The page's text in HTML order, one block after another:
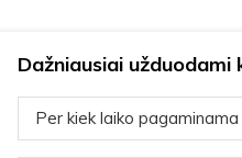
Dažniausiai užduodami
Per kiek laiko